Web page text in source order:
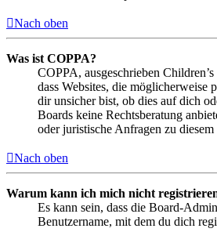
Nach oben
Was ist COPPA?
COPPA, ausgeschrieben
dass Websites, die möglicherweise
dir unsicher bist, ob dies auf dich
Boards keine Rechtsberatung
oder juristische Anfragen zu
Nach oben
Warum kann ich mich nicht
Es kann sein, dass die Board-
Benutzername, mit dem du dich